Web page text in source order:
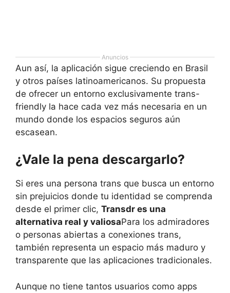
Anuncios
Aun así, la aplicación sigue creciendo en Brasil
y otros países latinoamericanos. Su propuesta
de ofrecer un entorno exclusivamente trans-
friendly la hace cada vez más necesaria en un
mundo donde los espacios seguros aún
escasean.
¿Vale la pena descargarlo?
Si eres una persona trans que busca un entorno
sin prejuicios donde tu identidad se comprenda
desde el primer clic, Transdr es una
alternativa real y valiosaPara los admiradores
o personas abiertas a conexiones trans,
también representa un espacio más maduro y
transparente que las aplicaciones tradicionales.
Aunque no tiene tantos usuarios como apps